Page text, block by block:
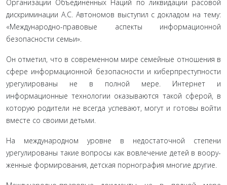
Организации Объединенных Наций по ликвидации расовой
дискриминации А.С. Автономов выступил с докладом на тему:
«Международно-правовые аспекты информационной
безопасности семьи».
Он отметил, что в современном мире семейные отно­шения в
сфере информационной безопасности и кибер­преступности
урегулированы не в полной мере. Интернет и
информационные технологии оказываются такой сферой, в
которую родители не всегда успевают, могут и готовы войти
вместе со своими детьми.
На международном уровне в недостаточной степени
урегулированы такие вопросы как вовлечение детей в воору­
женные формирования, детская порнография многие дру­гие.